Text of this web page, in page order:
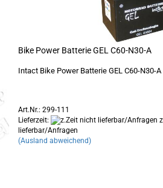
Bike Power Batterie GEL C60-N30-A
Intact Bike Power Batterie GEL C60-N30-A
Art.Nr.: 299-111
Lieferzeit:
lieferbar/Anfragen
(Ausland abweichend)